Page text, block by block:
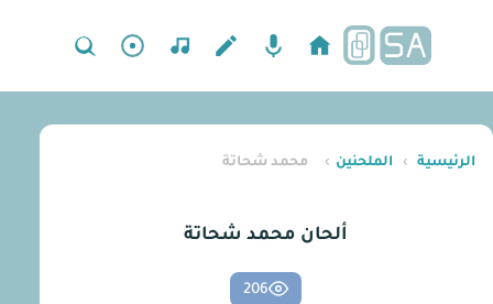
الرئيسية › الملحنين › محمد شحاتة
ألحان محمد شحاتة
206